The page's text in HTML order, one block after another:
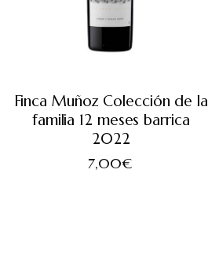
Finca Muñoz Colección de la
familia 12 meses barrica
2022
7,00€